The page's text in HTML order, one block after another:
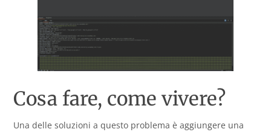
Cosa fare, come vivere?
Una delle soluzioni a questo problema è aggiungere una